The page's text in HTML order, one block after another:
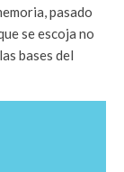
pasado
se escoja no
bases del